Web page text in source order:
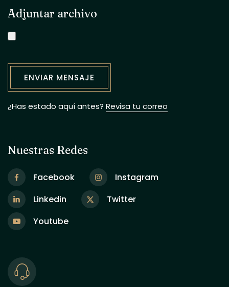
Adjuntar archivo
¿Has estado aquí antes? Revisa tu correo
Nuestras Redes
Facebook
Instagram
Linkedin
Twitter
Youtube